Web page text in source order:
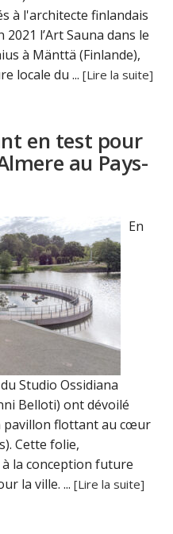
à l'architecte finlandais
l’Art Sauna dans le
à Mänttä (Finlande),
locale du ...[Lire la suite]
en test pour
au Pays-
En
Studio Ossidiana
Belloti) ont dévoilé
pavillon flottant au cœur
Cette folie,
la conception future
la ville. ...[Lire la suite]